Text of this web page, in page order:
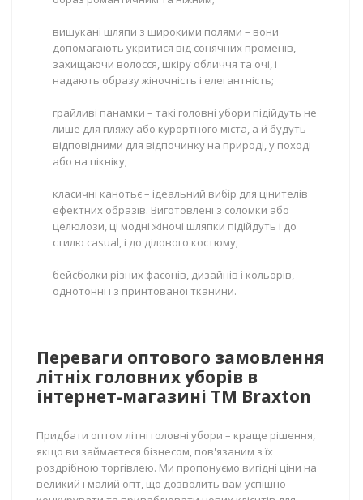
вишукані шляпи з широкими полями – вони
допомагають укритися від сонячних променів,
захищаючи волосся, шкіру обличчя та очі, і
надають образу жіночність і елегантність;
грайливі панамки – такі головні убори підійдуть не
лише для пляжу або курортного міста, а й будуть
відповідними для відпочинку на природі, у поході
або на пікніку;
класичні канотьє – ідеальний вибір для цінителів
ефектних образів. Виготовлені з соломки або
целюлози, ці модні жіночі шляпки підійдуть і до
стилю casual, і до ділового костюму;
бейсболки різних фасонів, дизайнів і кольорів,
однотонні і з принтованої тканини.
Переваги оптового замовлення
літніх головних уборів в
інтернет-магазині ТМ Braxton
Придбати оптом літні головні убори – краще рішення,
якщо ви займаєтеся бізнесом, пов'язаним з їх
роздрібною торгівлею. Ми пропонуємо вигідні ціни на
великий і малий опт, що дозволить вам успішно